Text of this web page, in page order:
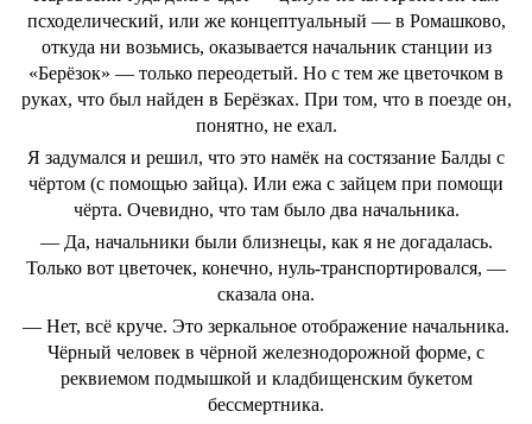
псходелический, или же концептуальный — в Ромашково,
откуда ни возьмись, оказывается начальник станции из
«Берёзок» — только переодетый. Но с тем же цветочком в
руках, что был найден в Берёзках. При том, что в поезде он,
понятно, не ехал.
Я задумался и решил, что это намёк на состязание Балды с
чёртом (с помощью зайца). Или ежа с зайцем при помощи
чёрта. Очевидно, что там было два начальника.
— Да, начальники были близнецы, как я не догадалась.
Только вот цветочек, конечно, нуль-транспортировался, —
сказала она.
— Нет, всё круче. Это зеркальное отображение начальника.
Чёрный человек в чёрной железнодорожной форме, с
реквиемом подмышкой и кладбищенским букетом
бессмертника.